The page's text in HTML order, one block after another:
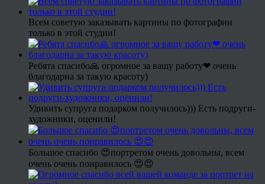
Всем советую заказывать картины по фотографии
только в этой студии!
Ребята спасибо🙏 огромное за вашу работу❤ очень
благодарна за такую красоту)
Удивить супруга подарком получилось))) Есть подруги-
художники, оценили!
Большое спасибо 😍портретом очень довольны, всем
очень очень понравилось 😍😍